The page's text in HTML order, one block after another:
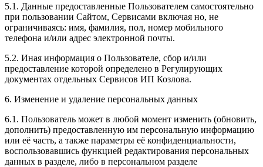
5.1. Данные предоставленные Пользователем самостоятельно
при пользовании Сайтом, Сервисами включая но, не
ограничиваясь: имя, фамилия, пол, номер мобильного
телефона и/или адрес электронной почты.
5.2. Иная информация о Пользователе, сбор и/или
предоставление которой определено в Регулирующих
документах отдельных Сервисов ИП Козлова.
6. Изменение и удаление персональных данных
6.1. Пользователь может в любой момент изменить (обновить,
дополнить) предоставленную им персональную информацию
или её часть, а также параметры её конфиденциальности,
воспользовавшись функцией редактирования персональных
данных в разделе, либо в персональном разделе